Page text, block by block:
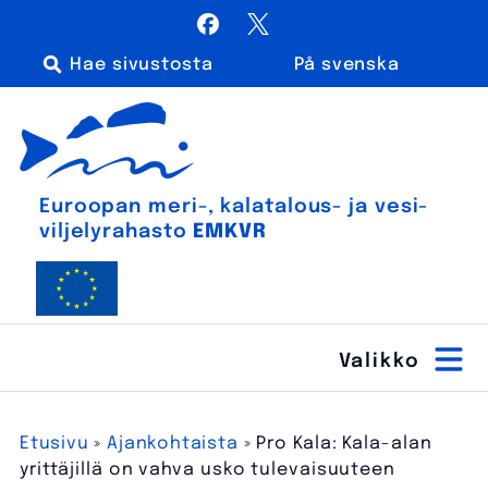
Facebook
På svenska
Haku:
Euroopan meri-, kalatalous- ja vesiviljelyrahasto
Euroopan meri-, kala­talous- ja vesi­
viljely­rahasto
EMKVR
Etusivu »Ajankohtaista » Pro Kala: Kala-alan
yrittäjillä on vahva usko tulevaisuuteen